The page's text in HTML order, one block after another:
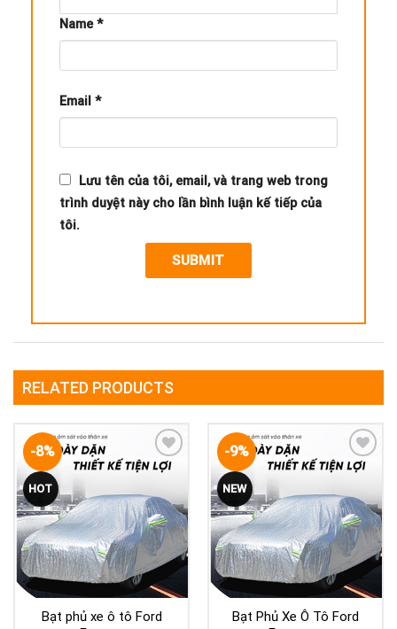
Name*
Email *
Lưu tên của tôi, email, và trang web trong
trình duyệt này cho lần bình luận kế tiếp của
tôi.
RELATED PRODUCTS
-8%
HOT
thích
Bạt phủ xe ô tô Ford
-9%
NEW
thích
Bạt Phủ Xe Ô Tô Ford